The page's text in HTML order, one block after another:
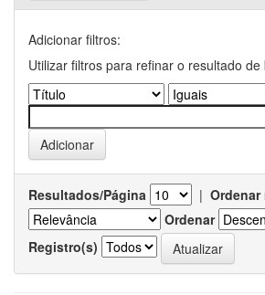
Adicionar filtros:
Utilizar filtros para refinar o resultado de
Resultados/Página |
Ordenar
Registro(s)